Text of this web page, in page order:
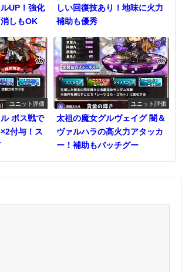
UP！強化
しもOK
しい回復技あり！地味に火力
補助も優秀
ユニット評価
ボス戦で
付与！ス
ユニット評価
太祖の魔女グルヴェイグ 闇＆
ヴァルハラの高火力アタッカ
ー！補助もバッチグー